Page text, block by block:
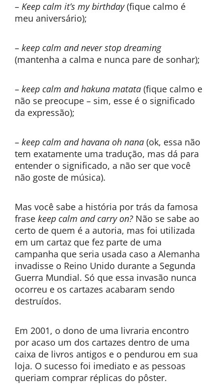
– Keep calm it’s my birthday(fique calmo é
meu aniversário);
– keep calm and never stop dreaming
(mantenha a calma e nunca pare de sonhar);
– keep calm and hakuna matata (fique calmo e
não se preocupe – sim, esse é o significado
da expressão);
– keep calm and havana oh nana (ok, essa não
tem exatamente uma tradução, mas dá para
entender o significado, a não ser que você
não goste de música).
Mas você sabe a história por trás da famosa
frase keep calm and carry on? Não se sabe ao
certo de quem é a autoria, mas foi utilizada
em um cartaz que fez parte de uma
campanha que seria usada caso a Alemanha
invadisse o Reino Unido durante a Segunda
Guerra Mundial. Só que essa invasão nunca
ocorreu e os cartazes acabaram sendo
destruídos.
Em 2001, o dono de uma livraria encontro
por acaso um dos cartazes dentro de uma
caixa de livros antigos e o pendurou em sua
loja. O sucesso foi imediato e as pessoas
queriam comprar réplicas do pôster.